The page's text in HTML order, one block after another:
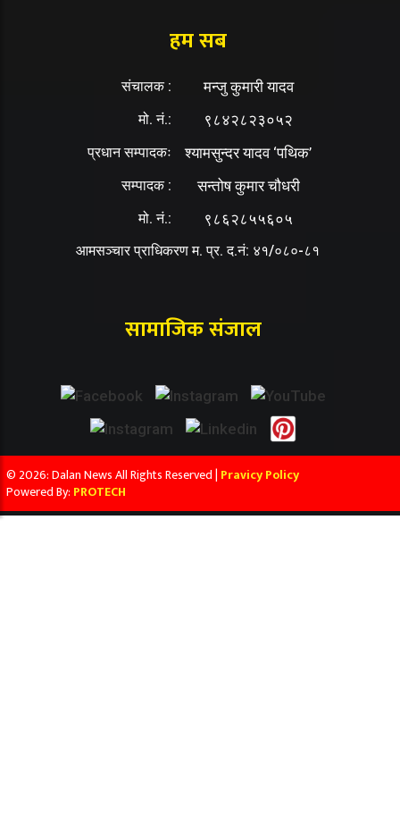
हम सब
संचालक : मन्जु कुमारी यादव
मो. नं.: ९८४२८२३०५२
प्रधान सम्पादकः श्यामसुन्दर यादव ‘पथिक’
सम्पादक : सन्तोष कुमार चौधरी
मो. नं.: ९८६२८५५६०५
आमसञ्चार प्राधिकरण म. प्र. द.नं: ४१/०८०-८१
सामाजिक संजाल
© 2026: Dalan News All Rights Reserved | Pravicy Policy
Powered By: PROTECH